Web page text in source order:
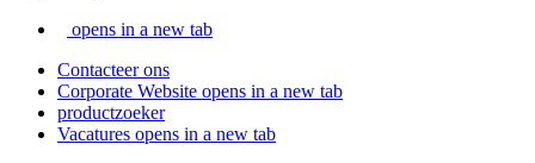
opens in a new tab
Contacteer ons
Corporate Website opens in a new tab
productzoeker
Vacatures opens in a new tab